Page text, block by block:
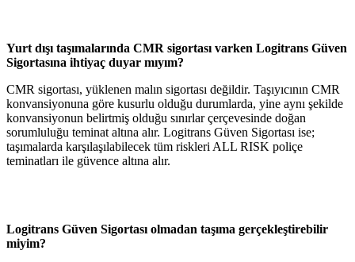
Yurt dışı taşımalarında CMR sigortası varken Logitrans Güven
Sigortasına ihtiyaç duyar mıyım?
CMR sigortası, yüklenen malın sigortası değildir. Taşıyıcının CMR
konvansiyonuna göre kusurlu olduğu durumlarda, yine aynı şekilde
konvansiyonun belirtmiş olduğu sınırlar çerçevesinde doğan
sorumluluğu teminat altına alır. Logitrans Güven Sigortası ise;
taşımalarda karşılaşılabilecek tüm riskleri ALL RISK poliçe
teminatları ile güvence altına alır.
Logitrans Güven Sigortası olmadan taşıma gerçekleştirebilir
miyim?